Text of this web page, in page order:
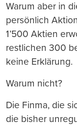
Warum aber in
persönlich
1’500 Aktien
restlichen 300
keine Erklärung.
Warum nicht?
Die Finma, die
die bisher